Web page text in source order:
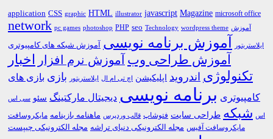
application CSS graphic HTML illustrator javascript Magazine microsoft office
network pc games photoshop PHP seo Technology wordpress theme آموزش
ایلاستریتور آموزش برنامه نویسی آموزش شبکه های کامپیوتری
آموزش طراحی وب آموزش نرم افزار اخبار
تکنولوژی اندروید اپلیکیشن اچ تی ام ال ایلاستریتور بازی بازی های
کامپیوتری برنامه نویسی دیجیتال مارکتینگ سئو سی اس
اس شبکه طراحی سایت فتوشاپ قالب وردپرس ماهنامه بازینامه مایکروسافت
مایکروسافت آفیس مجله الکترونیکی دنیای تراشه مجله الکترونیکی چیپست